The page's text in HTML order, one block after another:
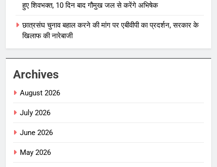
हुए शिवभक्त, 10 दिन बाद गौमुख जल से करेंगे अभिषेक
छात्रसंघ चुनाव बहाल करने की मांग पर एबीवीपी का प्रदर्शन, सरकार के
खिलाफ की नारेबाजी
Archives
August 2026
July 2026
June 2026
May 2026